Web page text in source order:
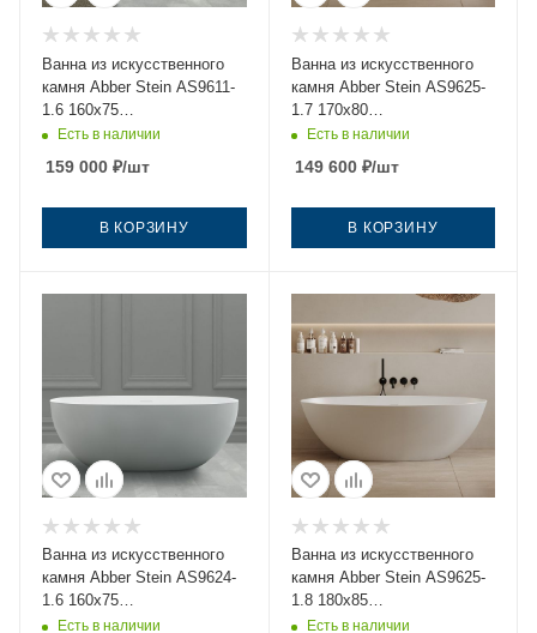
Ванна из искусственного
камня Abber Stein AS9611-
1.6 160х75
отдельностоящая овальная
Есть в наличии
159 000 ₽/шт
В КОРЗИНУ
Ванна из искусственного
камня Abber Stein AS9625-
1.7 170х80
отдельностоящая овальная
Есть в наличии
149 600₽/шт
В КОРЗИНУ
Ванна из искусственного
камня Abber Stein AS9624-
1.6 160х75
отдельностоящая овальная
Есть в наличии
Ванна из искусственного
камня Abber Stein AS9625-
1.8 180х85
отдельностоящая овальная
Есть в наличии